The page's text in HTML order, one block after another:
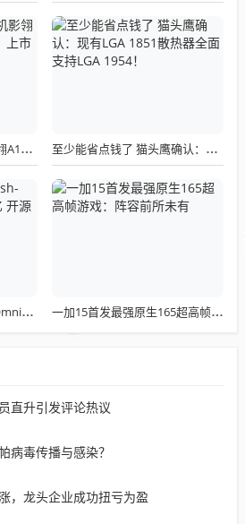
全球首款8K全景无人机影翎A1全球出货量突破三万，上市仅一个月！ 至少能省点钱了 猫头鹰确认：现有LGA 1851散热器全面支持LGA 1954！
美团发布LongCat-Flash-Omni：总参数达5600亿 开源最先进水平 一加15首发最强原生165超高帧游戏：阵容前所未有
直升引发评论热议
病毒传播与感染？
，龙头企业成功扭亏为盈